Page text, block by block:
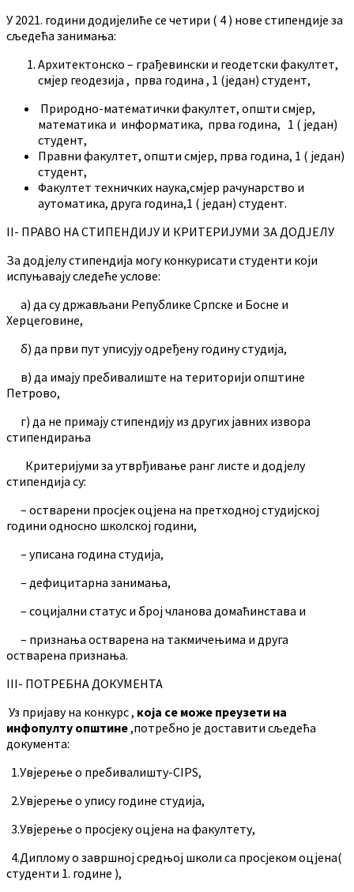
У 2021. години додијелиће се четири ( 4 ) нове стипендије за
сљедећа занимања:
Архитектонско – грађевински и геодетски факултет,
смјер геодезија , прва година , 1 (један) студент,
Природно-математички факултет, општи смјер,
математика и информатика, прва година, 1 ( један)
студент,
Правни факултет, општи смјер, прва година, 1 ( један)
студент,
Факултет техничких наука,смјер рачунарство и
аутоматика, друга година,1 ( један) студент.
II- ПРАВО НА СТИПЕНДИЈУ И КРИТЕРИЈУМИ ЗА ДОДЈЕЛУ
За додјелу стипендија могу конкурисати студенти који
испуњавају следеће услове:
а) да су држављани Републике Српске и Босне и
Херцеговине,
б) да први пут уписују одређену годину студија,
в) да имају пребивалиште на територији општине
Петрово,
г) да не примају стипендију из других јавних извора
стипендирања
Критеријуми за утврђивање ранг листе и додјелу
стипендија су:
– остварени просјек оцјена на претходној студијској
години односно школској години,
– уписана година студија,
– дефицитарна занимања,
– социјални статус и број чланова домаћинстава и
– признања остварена на такмичењима и друга
остварена признања.
III- ПОТРЕБНА ДОКУМЕНТА
Уз пријаву на конкурс , која се може преузети на
инфопулту општине,потребно је доставити сљедећа
документа:
1.Увјерење о пребивалишту-CIPS,
2.Увјерење о упису године студија,
3.Увјерење о просјеку оцјена на факултету,
4.Диплому о завршној средњој школи са просјеком оцјена(
студенти 1. године ),